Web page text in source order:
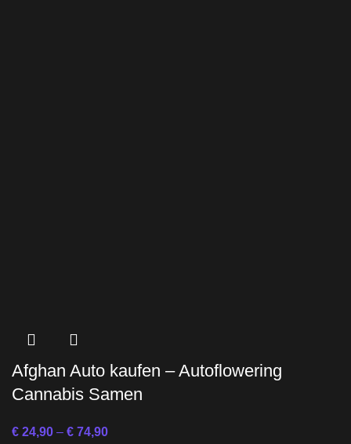
Afghan Auto kaufen – Autoflowering
Cannabis Samen
€ 24,90 – € 74,90